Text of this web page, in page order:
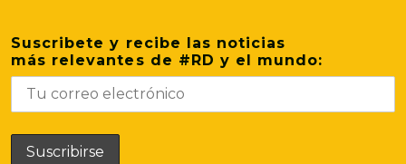
Suscribete y recibe las noticias
más relevantes de #RD y el mundo: